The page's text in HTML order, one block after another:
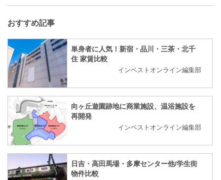
おすすめ記事
単身者に人気！新宿・品川・三茶・北千
住 家賃比較
インベストオンライン編集部
向ヶ丘遊園跡地に商業施設、温浴施設を
再開発
インベストオンライン編集部
日吉・高田馬場・多摩センター他/学生街
物件比較